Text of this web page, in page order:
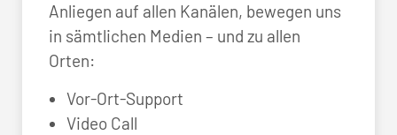
Anliegen auf allen Kanälen, bewegen uns
in sämtlichen Medien – und zu allen
Orten:
Vor-Ort-Support
Video Call